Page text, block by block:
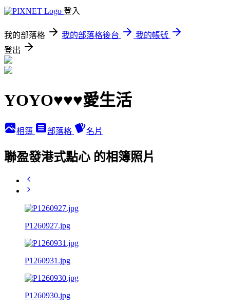
登入
我的部落格 我的部落格後台
我的帳號
登出
YOYO♥♥♥愛生活
相簿 部落格 名片
聯盈發港式點心 的相簿照片
P1260927.jpg
P1260931.jpg
P1260930.jpg